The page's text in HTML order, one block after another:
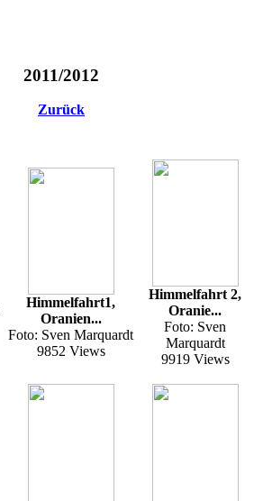
2011/2012
Zurück
Himmelfahrt1,
Oranien...
Foto: Sven Marquardt
9852 Views
Himmelfahrt 2,
Oranie...
Foto: Sven
Marquardt
9919 Views